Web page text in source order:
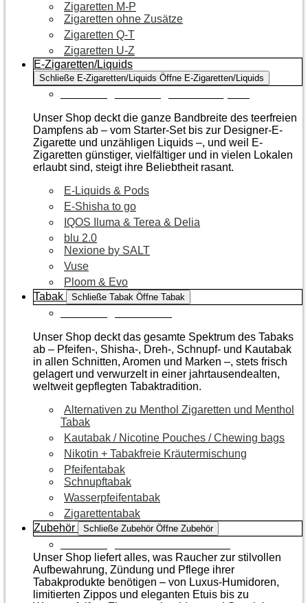
Zigaretten M-P
Zigaretten ohne Zusätze
Zigaretten Q-T
Zigaretten U-Z
E-Zigaretten/Liquids
Schließe E-Zigaretten/Liquids Öffne E-Zigaretten/Liquids
Unser Shop deckt die ganze Bandbreite des teerfreien
Dampfens ab – vom Starter-Set bis zur Designer-E-
Zigarette und unzähligen Liquids –, und weil E-
Zigaretten günstiger, vielfältiger und in vielen Lokalen
erlaubt sind, steigt ihre Beliebtheit rasant.
E-Liquids & Pods
E-Shisha to go
IQOS Iluma & Terea & Delia
blu 2.0
Nexione by SALT
Vuse
Ploom & Evo
Tabak
Schließe Tabak Öffne Tabak
Unser Shop deckt das gesamte Spektrum des Tabaks
ab – Pfeifen-, Shisha-, Dreh-, Schnupf- und Kautabak
in allen Schnitten, Aromen und Marken –, stets frisch
gelagert und verwurzelt in einer jahrtausendealten,
weltweit gepflegten Tabaktradition.
Alternativen zu Menthol Zigaretten und Menthol
Tabak
Kautabak / Nicotine Pouches / Chewing bags
Nikotin + Tabakfreie Kräutermischung
Pfeifentabak
Schnupftabak
Wasserpfeifentabak
Zigarettentabak
Zubehör
Schließe Zubehör Öffne Zubehör
Unser Shop liefert alles, was Raucher zur stilvollen
Aufbewahrung, Zündung und Pflege ihrer
Tabakprodukte benötigen – von Luxus-Humidoren,
limitierten Zippos und eleganten Etuis bis zu